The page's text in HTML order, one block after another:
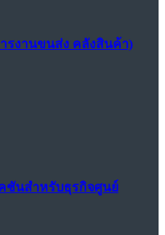
รงานขนส่ง คลังสินค้า)
คชันสำหรับธุรกิจศูนย์